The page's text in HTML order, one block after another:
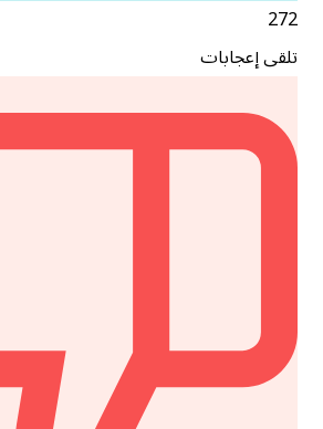
272
تلقى إعجابات